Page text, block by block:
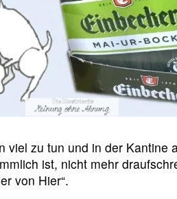
viel zu tun und in der
ist, nicht mehr
von Hier“.